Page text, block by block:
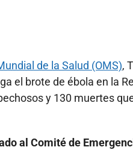
de la Salud (OMS),
el brote de ébola en la
y 130 muertes
al Comité de